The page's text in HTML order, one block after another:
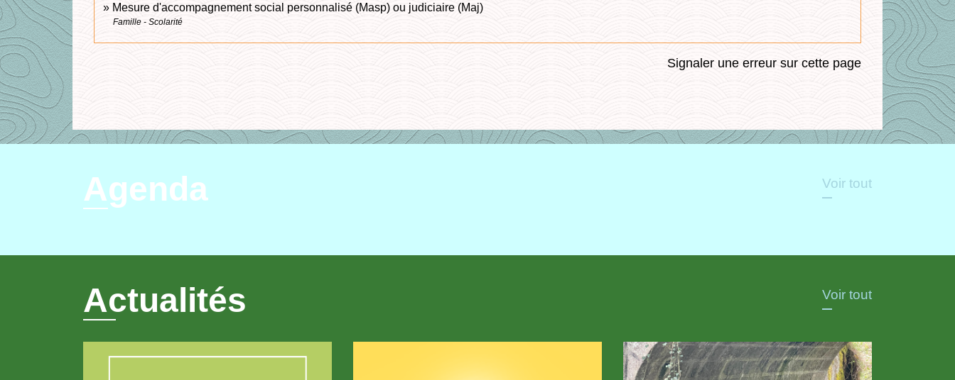
Mesure d'accompagnement social personnalisé (Masp) ou judiciaire (Maj)
Famille - Scolarité
Signaler une erreur sur cette page
Agenda Voir tout
Actualités Voir tout